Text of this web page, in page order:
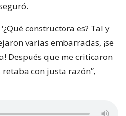
constructora es? Tal y
varias embarradas, ¡se
Después que me criticaron
con justa razón”,